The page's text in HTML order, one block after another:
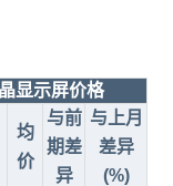
显示屏价格
均
价
与前
期差
异
与上月
差异
(%)